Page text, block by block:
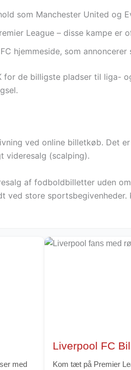
som Manchester United og
League – disse kampe er
hjemmeside, som
de billigste pladser til liga-
ved online billetkøb. Det
videresalg (scalping).
af fodboldbilletter uden
store
med
Liverpool FC
Kom tæt på Premier